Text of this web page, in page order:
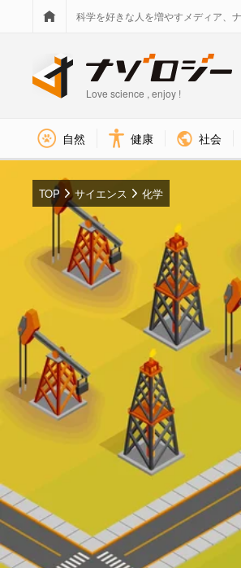
科学を好きな人を増やすメディア、
Love science , enjoy !
自然 健康 社会
TOP サイエンス 化学